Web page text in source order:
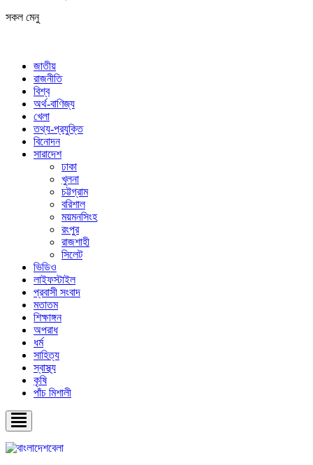
সকল মেনু
জাতীয়
রাজনীতি
বিশ্ব
অর্থ-বাণিজ্য
খেলা
তথ্য-প্রযুক্তি
বিনোদন
সারাদেশ
ঢাকা
খুলনা
চট্টগ্রাম
বরিশাল
ময়মনসিংহ
রংপুর
রাজশাহী
সিলেট
ভিডিও
লাইফস্টাইল
প্রবাসী সংবাদ
মতাতম
শিক্ষাঙ্গন
অপরাধ
ধর্ম
সাহিত্য
স্বাস্থ্য
কৃষি
পাঁচ মিশালী